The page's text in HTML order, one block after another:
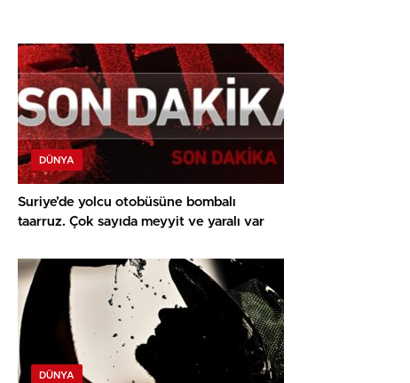
DÜNYA
Suriye’de yolcu otobüsüne bombalı
taarruz. Çok sayıda meyyit ve yaralı var
DÜNYA